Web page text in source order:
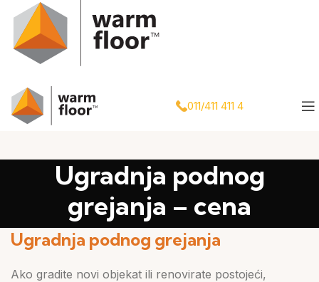
011/411 411 4
Ugradnja podnog
grejanja – cena
Ugradnja podnog grejanja
Ako gradite novi objekat ili renovirate postojeći,